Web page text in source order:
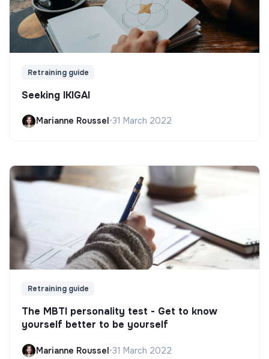
Retraining guide
Seeking IKIGAI
Marianne Roussel•31 March 2022
Retraining guide
The MBTI personality test - Get to know
yourself better to be yourself
Marianne Roussel•31 March 2022